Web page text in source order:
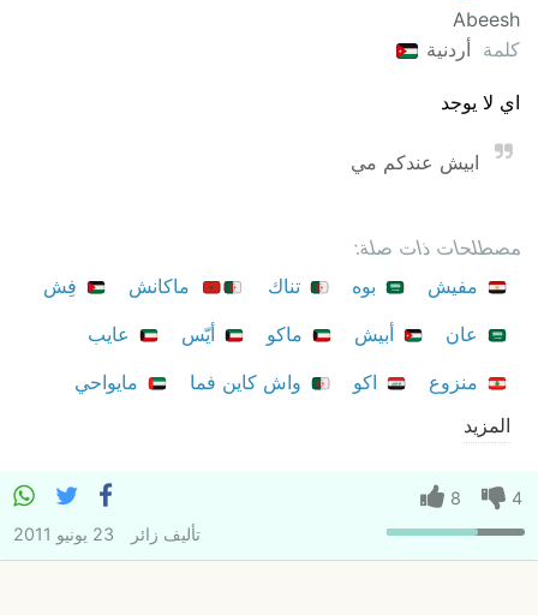
Abeesh
كلمة أردنية
اي لا يوجد
ابيش عندكم مي
مصطلحات ذات صلة:
مفيش
بوه تناك ماكانش
فِش
عان
أبيش ماكو أيّس
عايب
منزوع
اكو واش كاين فما
مايواحي
المزيد
4
8
تأليف زائر 23 يونيو 2011